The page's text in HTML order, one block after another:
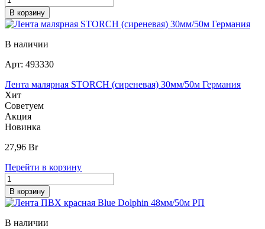
В корзину
В наличии
Арт: 493330
Лента малярная STORCH (сиреневая) 30мм/50м Германия
Хит
Советуем
Акция
Новинка
27,96 Br
Перейти в корзину
В корзину
В наличии